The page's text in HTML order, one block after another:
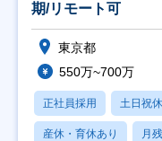
期/リモート可
東京都
550万~700万
正社員採用 土日祝
産休・育休あり 月